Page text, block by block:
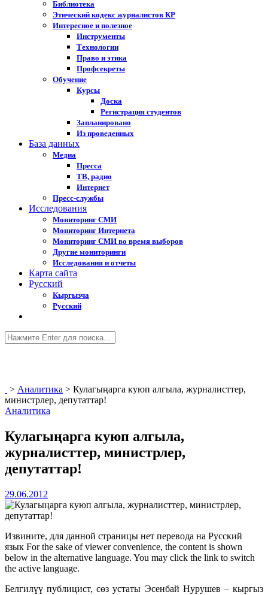
Библиотека
Этический кодекс журналистов КР
Интересное и полезное
Инструменты
Технологии
Право и этика
Профсекреты
Обучение
Курсы
Доска
Регистрация студентов
Запланировано
Из проведенных
База данных
Медиа
Пресса
ТВ, радио
Интернет
Пресс-службы
Исследования
Мониторинг СМИ
Мониторинг Интернета
Мониторинг СМИ во время выборов
Другие мониторинги
Исследования и отчеты
Карта сайта
Русский
Кыргызча
Русский
> Аналитика > Кулагыңарга куюп алгыла, журналисттер,
министрлер, депутаттар!
Аналитика
Кулагыңарга куюп алгыла,
журналисттер, министрлер,
депутаттар!
29.06.2012
Извините, для данной страницы нет перевода на Русский
язык For the sake of viewer convenience, the content is shown
below in the alternative language. You may click the link to switch
the active language.
Белгилүү публицист, сөз устаты Эсенбай Нурушев – кыргыз